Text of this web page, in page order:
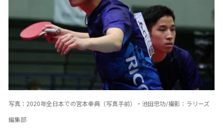
写真：2020年全日本での宮本幸典（写真手前）・池田忠功/撮影：ラリーズ
編集部